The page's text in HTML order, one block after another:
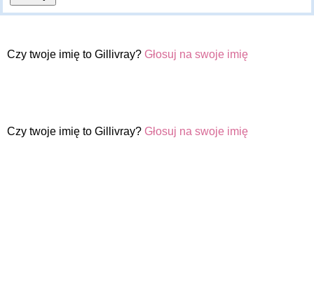
Czy twoje imię to Gillivray? Głosuj na swoje imię
Czy twoje imię to Gillivray? Głosuj na swoje imię